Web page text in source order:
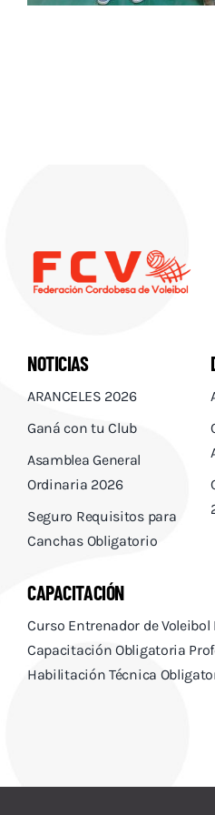
Descargas
NOTICIAS
ARANCELES 2026
Ganá con tu Club
Asamblea General
Ordinaria 2026
Seguro Requisitos para
Canchas Obligatorio
CAPACITACIÓN
Curso Entrenador de Voleibol
Capacitación Obligatoria
Habilitación Técnica